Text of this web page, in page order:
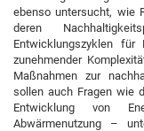
ebenso untersucht, wie
deren
Entwicklungszyklen für
zunehmender
Maßnahmen zur
sollen auch Fragen wie
Entwicklung von
Abwärmenutzung –